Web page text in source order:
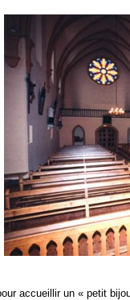
accueillir un « petit